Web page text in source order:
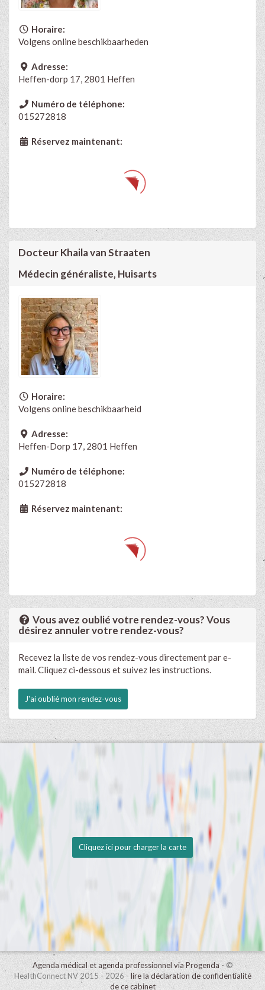
Horaire:
Volgens online beschikbaarheden
Adresse:
Heffen-dorp 17, 2801 Heffen
Numéro de téléphone:
015272818
Réservez maintenant:
Docteur Khaila van Straaten
Médecin généraliste, Huisarts
Horaire:
Volgens online beschikbaarheid
Adresse:
Heffen-Dorp 17, 2801 Heffen
Numéro de téléphone:
015272818
Réservez maintenant:
Vous avez oublié votre rendez-vous? Vous
désirez annuler votre rendez-vous?
Recevez la liste de vos rendez-vous directement par e-
mail. Cliquez ci-dessous et suivez les instructions.
J'ai oublié mon rendez-vous
Cliquez ici pour charger la carte
Agenda médical et agenda professionnel via Progenda- ©
HealthConnect NV 2015 - 2026 - lire la déclaration de confidentialité
de ce cabinet